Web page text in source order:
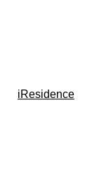
iResidence